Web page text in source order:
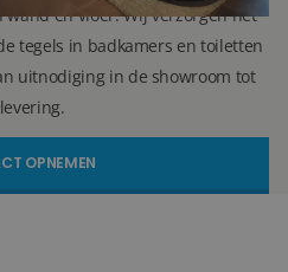
en vloer. Wij verzorgen het
tegels in badkamers en toiletten
uitnodiging in de showroom tot
OPNEMEN